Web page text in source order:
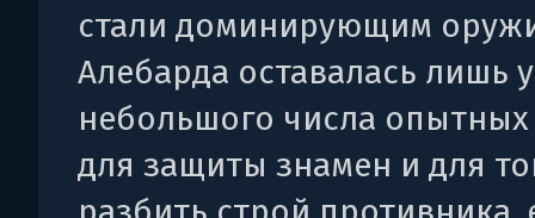
стали доминирующим
Алебарда оставалась лишь у
небольшого числа опытных
для защиты знамен и для